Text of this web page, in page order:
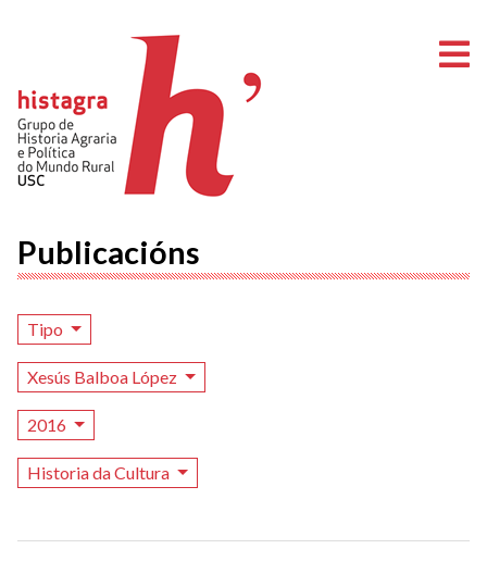
Publicacións
Tipo
Xesús Balboa López
2016
Historia da Cultura